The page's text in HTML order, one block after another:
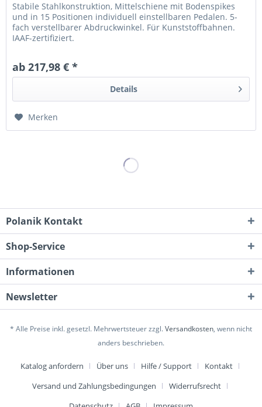
Stabile Stahlkonstruktion, Mittelschiene mit Bodenspikes
und in 15 Positionen individuell einstellbaren Pedalen. 5-
fach verstellbarer Abdruckwinkel. Für Kunststoffbahnen.
IAAF-zertifiziert.
ab 217,98 € *
Details
Merken
Polanik Kontakt
Shop-Service
Informationen
Newsletter
* Alle Preise inkl. gesetzl. Mehrwertsteuer zzgl.Versandkosten, wenn nicht
anders beschrieben.
Katalog anfordern Über uns Hilfe / Support
Kontakt
Versand und Zahlungsbedingungen
Widerrufsrecht